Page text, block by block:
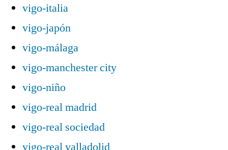
vigo-italia
vigo-japón
vigo-málaga
vigo-manchester city
vigo-niño
vigo-real madrid
vigo-real sociedad
vigo-real valladolid